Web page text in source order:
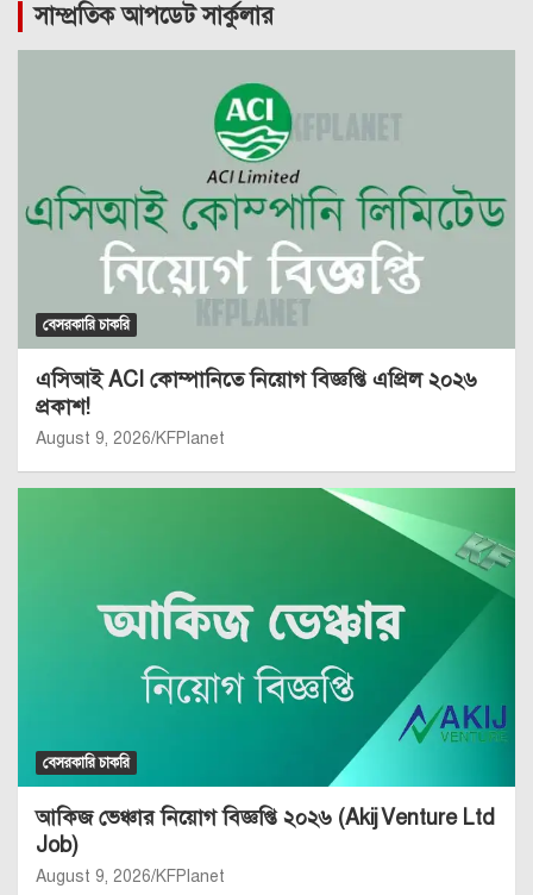
সাম্প্রতিক আপডেট সার্কুলার
বেসরকারি চাকরি
এসিআই ACI কোম্পানিতে নিয়োগ বিজ্ঞপ্তি এপ্রিল ২০২৬
প্রকাশ!
August 9, 2026 KFPlanet
বেসরকারি চাকরি
আকিজ ভেঞ্চার নিয়োগ বিজ্ঞপ্তি ২০২৬ (Akij Venture Ltd
Job)
August 9, 2026 KFPlanet